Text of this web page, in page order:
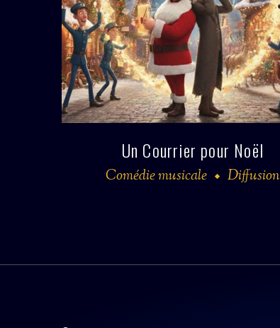
Un Courrier pour Noël
Comédie musicale Diffusion